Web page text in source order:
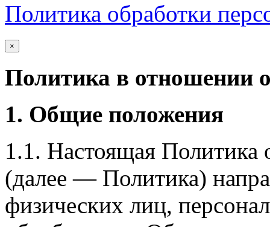
Политика обработки
×
Политика в отношении
1. Общие положения
1.1. Настоящая Политика
(далее — Политика)
физических лиц,